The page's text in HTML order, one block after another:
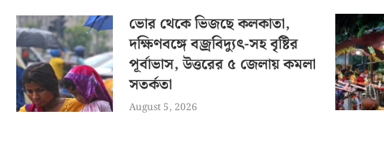
ভোর থেকে ভিজছে কলকাতা,
দক্ষিণবঙ্গে বজ্রবিদ্যুৎ-সহ বৃষ্টির
পূর্বাভাস, উত্তরের ৫ জেলায় কমলা
সতর্কতা
August 5, 2026